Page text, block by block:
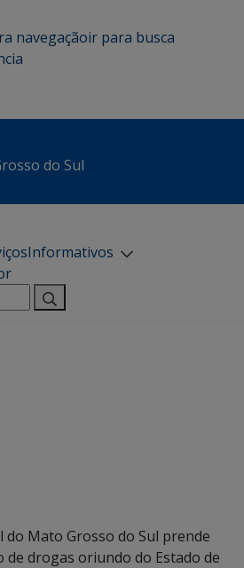
navegaçãoir para busca
do Sul
Informativos
do Mato Grosso do Sul prende
drogas oriundo do Estado de